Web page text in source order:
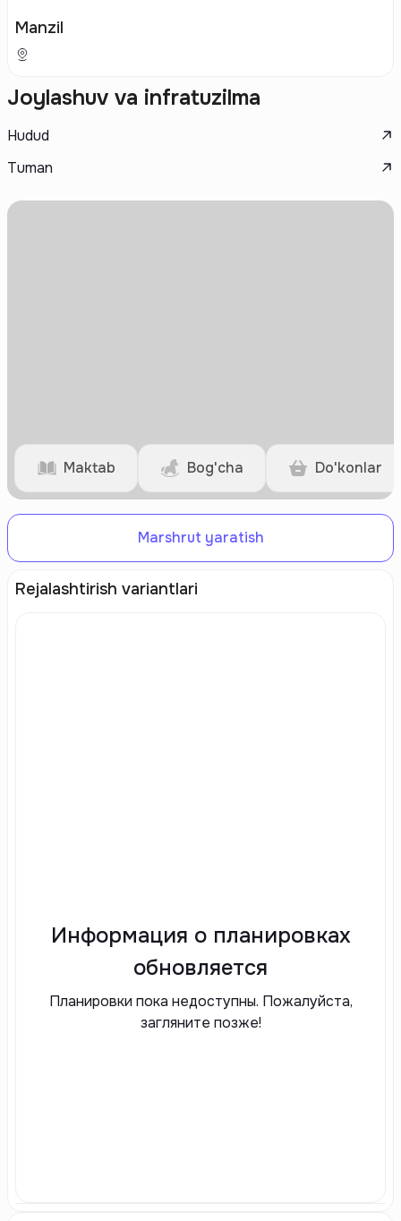
Manzil
Joylashuv va infratuzilma
Hudud
Tuman
Maktab Bog'cha Do'konlar
Marshrut yaratish
Rejalashtirish variantlari
Информация о планировках
обновляется
Планировки пока недоступны. Пожалуйста,
загляните позже!